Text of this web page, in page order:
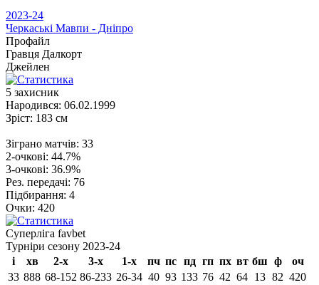
2023-24
Черкаські Мавпи - Дніпро
Профайл
Гравця Далкорт
Джейлен
5 захисник
Народився: 06.02.1999
Зріст: 183 см
Зіграно матчів: 33
2-очкові: 44.7%
3-очкові: 36.9%
Рез. передачі: 76
Підбирання: 4
Очки: 420
Cуперліга favbet
Турніри сезону 2023-24
і
хв 2-х 3-х 1-х пч пс пд гп пх вт бш ф
оч
33 888 68-152 86-233 26-34 40 93 133 76 42 64 13 82 420